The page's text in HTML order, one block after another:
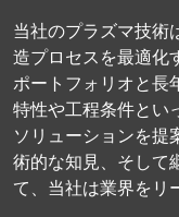
当社のプラズマ技術
造プロセスを最適化
ポートフォリオと長
特性や工程条件とい
ソリューションを提
術的な知見、そして
て、当社は業界をリ